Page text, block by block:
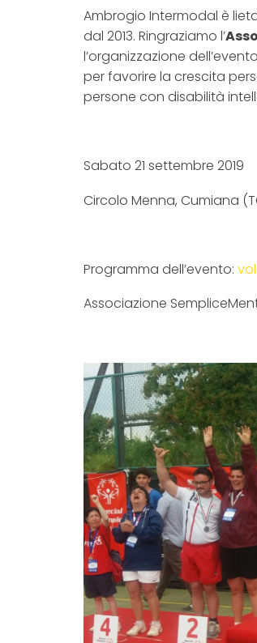
Ambrogio Intermodal è
dal 2013. Ringraziamo l’
l’organizzazione
per favorire la crescita
persone con disabilità
Sabato 21 settembre 2019
Circolo Menna, Cumiana
Programma dell’evento:
Associazione